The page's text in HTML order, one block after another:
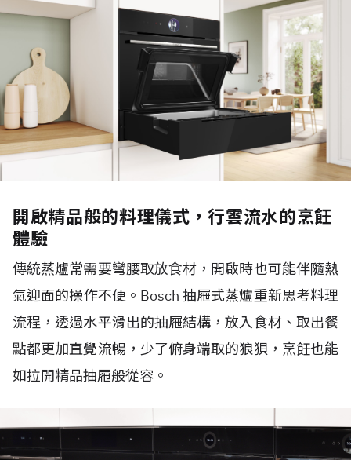
開啟精品般的料理儀式，行雲流水的烹飪
體驗
傳統蒸爐常需要彎腰取放食材，開啟時也可能伴隨熱
氣迎面的操作不便。Bosch 抽屜式蒸爐重新思考料理
流程，透過水平滑出的抽屜結構，放入食材、取出餐
點都更加直覺流暢，少了俯身端取的狼狽，烹飪也能
如拉開精品抽屜般從容。